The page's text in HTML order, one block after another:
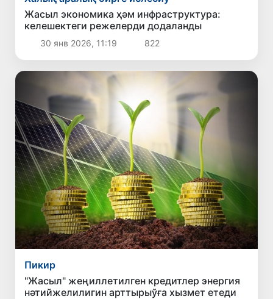
Жасыл экономика ҳәм инфраструктура:
келешектеги режелерди додаланды
30 янв 2026, 11:19 822
Пикир
"Жасыл" жеңиллетилген кредитлер энергия
нәтийжелилигин арттырыўға хызмет етеди